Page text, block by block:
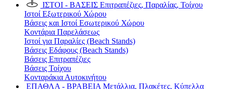
ΙΣΤΟΙ - ΒΑΣΕΙΣ Επιτραπέζιες, Παραλίας, Τοίχου
Ιστοί Εξωτερικού Χώρου
Βάσεις και Ιστοί Εσωτερικού Χώρου
Κοντάρια Παρελάσεως
Ιστοί για Παραλίες (Beach Stands)
Βάσεις Εδάφους (Beach Stands)
Βάσεις Επιτραπέζιες
Βάσεις Τοίχου
Κονταράκια Αυτοκινήτου
ΕΠΑΘΛΑ - ΒΡΑΒΕΙΑ Μετάλλια, Πλακέτες, Κύπελλα